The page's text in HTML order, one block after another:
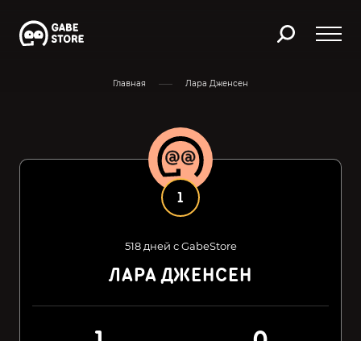
Главная Лара Дженсен
1
518 дней с GabeStore
ЛАРА ДЖЕНСЕН